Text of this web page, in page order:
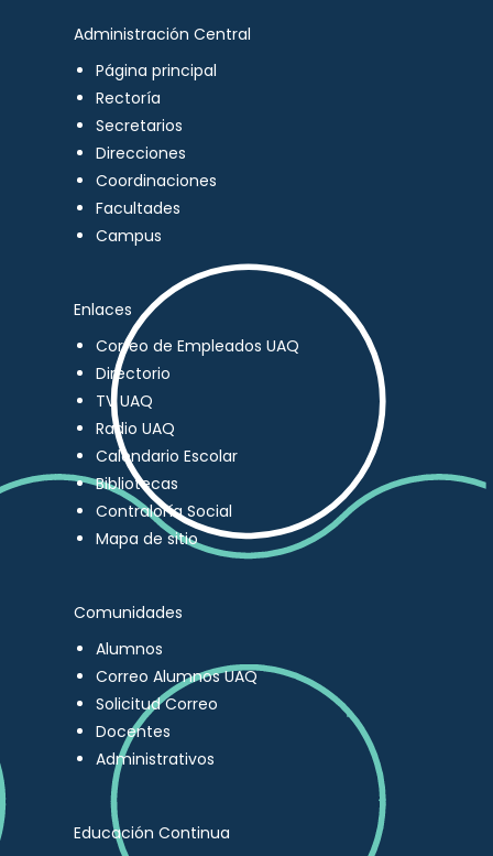
Administración Central
Página principal
Rectoría
Secretarios
Direcciones
Coordinaciones
Facultades
Campus
Enlaces
Correo de Empleados UAQ
Directorio
TV UAQ
Radio UAQ
Calendario Escolar
Bibliotecas
Contraloría Social
Mapa de sitio
Comunidades
Alumnos
Correo Alumnos UAQ
Solicitud Correo
Docentes
Administrativos
Educación Continua